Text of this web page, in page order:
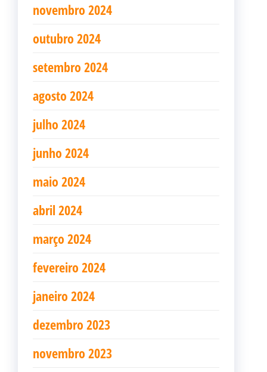
novembro 2024
outubro 2024
setembro 2024
agosto 2024
julho 2024
junho 2024
maio 2024
abril 2024
março 2024
fevereiro 2024
janeiro 2024
dezembro 2023
novembro 2023